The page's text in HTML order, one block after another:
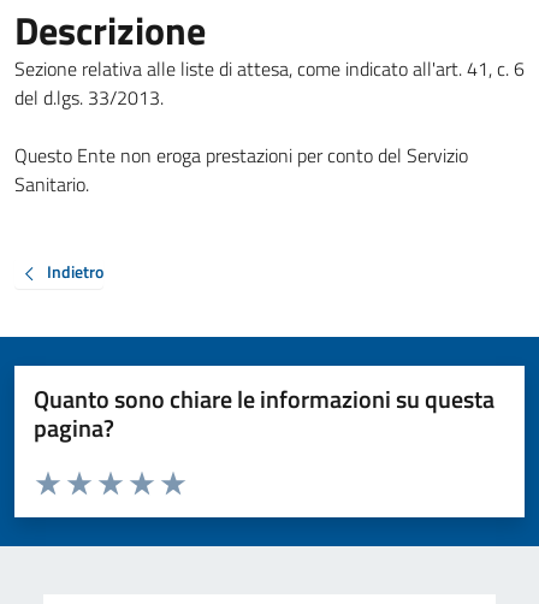
Descrizione
Sezione relativa alle liste di attesa, come indicato all'art. 41, c. 6
del d.lgs. 33/2013.
Questo Ente non eroga prestazioni per conto del Servizio
Sanitario.
Indietro
Quanto sono chiare le informazioni su questa
pagina?
Valuta da 1 a 5 stelle la pagina
Valuta 5 stelle su 5
Valuta 4 stelle su 5
Valuta 3 stelle su 5
Valuta 2 stelle su 5
Valuta 1 stelle su 5